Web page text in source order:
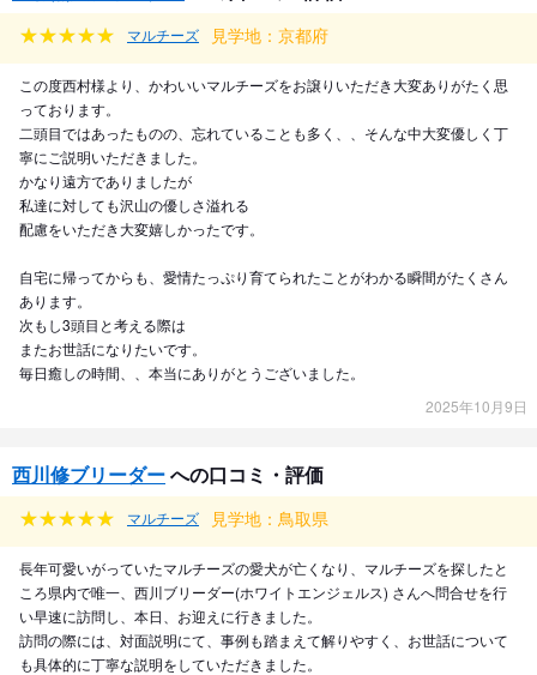
マルチーズ 見学地：京都府
この度西村様より、かわいいマルチーズをお譲りいただき大変ありがたく思
っております。
二頭目ではあったものの、忘れていることも多く、、そんな中大変優しく丁
寧にご説明いただきました。
かなり遠方でありましたが
私達に対しても沢山の優しさ溢れる
配慮をいただき大変嬉しかったです。
自宅に帰ってからも、愛情たっぷり育てられたことがわかる瞬間がたくさん
あります。
次もし3頭目と考える際は
またお世話になりたいです。
毎日癒しの時間、、本当にありがとうございました。
2025年10月9日
西川修ブリーダーへの口コミ・評価
マルチーズ 見学地：鳥取県
長年可愛いがっていたマルチーズの愛犬が亡くなり、マルチーズを探したと
ころ県内で唯一、西川ブリーダー(ホワイトエンジェルス) さんへ問合せを行
い早速に訪問し、本日、お迎えに行きました。
訪問の際には、対面説明にて、事例も踏まえて解りやすく、お世話について
も具体的に丁寧な説明をしていただきました。